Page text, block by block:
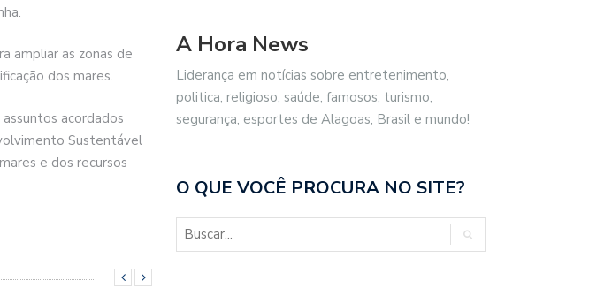
ampliar as zonas de
dos mares.
acordados
Sustentável
e dos recursos
A Hora News
Liderança em notícias sobre entretenimento,
politica, religioso, saúde, famosos, turismo,
segurança, esportes de Alagoas, Brasil e mundo!
O QUE VOCÊ PROCURA NO SITE?